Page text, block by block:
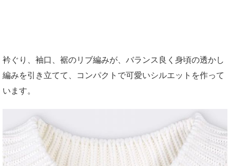
衿ぐり、袖口、裾のリブ編みが、バランス良く身頃の透かし
編みを引き立てて、コンパクトで可愛いシルエットを作って
います。